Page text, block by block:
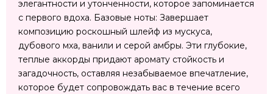
элегантности и утонченности, которое запоминается
с первого вдоха. Базовые ноты: Завершает
композицию роскошный шлейф из мускуса,
дубового мха, ванили и серой амбры. Эти глубокие,
теплые аккорды придают аромату стойкость и
загадочность, оставляя незабываемое впечатление,
которое будет сопровождать вас в течение всего